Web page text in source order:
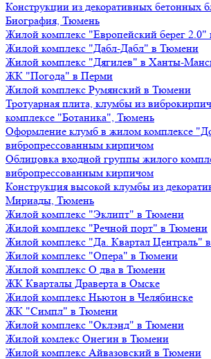
Конструкции из декоративных бетонных
Биография, Тюмень
Жилой комплекс "Европейский берег
Жилой комплекс "Дабл-Дабл" в Тюмени
Жилой комплекс "Дягилев" в Ханты-
ЖК "Погода" в Перми
Жилой комплекс Румянский в Тюмени
Тротуарная плита, клумбы из
комплексе "Ботаника", Тюмень
Оформление клумб в жилом комплексе
вибропрессованным кирпичом
Облицовка входной группы жилого
вибропрессованным кирпичом
Конструкция высокой клумбы из
Мириады, Тюмень
Жилой комплекс "Эклипт" в Тюмени
Жилой комплекс "Речной порт" в Тюмени
Жилой комплекс "Да. Квартал Централь"
Жилой комплекс "Опера" в Тюмени
Жилой комплекс О два в Тюмени
ЖК Кварталы Драверта в Омске
Жилой комплекс Ньютон в Челябинске
ЖК "Симпл" в Тюмени
Жилой комплекс "Оклэнд" в Тюмени
Жилой комлекс Онегин в Тюмени
Жилой комплекс Айвазовский в Тюмени